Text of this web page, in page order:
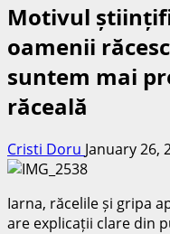
Motivul
oamenii
suntem mai
răceală
Cristi Doru January 26,
Iarna, răcelile și gripa
are explicații clare din